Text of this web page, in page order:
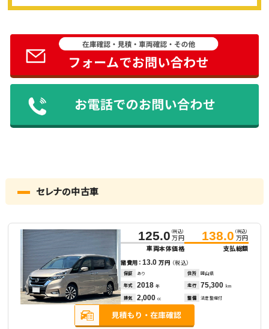
セレナの中古車
125.0 （税込）
万円
車両本体価格
138.0 （税込）
万円
支払総額
諸費用：13.0万円 （税込）
保証 あり 住所 岡山県
年式 2018 年 走行 75,300 km
排気 2,000 cc 整備 法定整備付